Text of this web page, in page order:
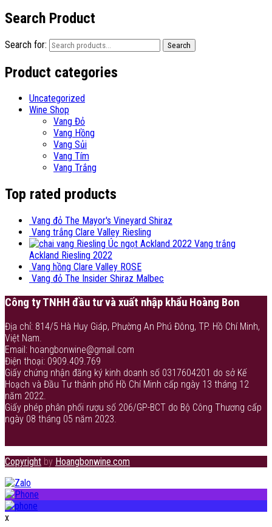
Search Product
Search for: Search
Product categories
Uncategorized
Wine Shop
Vang Đỏ
Vang Hồng
Vang Sủi
Vang Tím
Vang Trắng
Top rated products
Vang đỏ The Mayor's Vineyard Shiraz
Vang trắng Clare Valley Riesling
Vang trắng
Ackland Riesling 2022
Vang hồng Clare Valley ROSE
Vang đỏ The Insider Shiraz Malbec
Công ty TNHH đầu tư và xuất nhập khẩu Hoàng Bon
Địa chỉ: 814/5 Hà Huy Giáp, Phường An Phú Đông, TP. Hồ Chí Minh,
Việt Nam.
Email: hoangbonwine@gmail.com
Điện thoại: 0909.409.769
Giấy chứng nhận đăng ký kinh doanh số 0317604201 do sở Kế
Hoạch và Đầu Tư thành phố Hồ Chí Minh cấp ngày 13 tháng 12
năm 2022.
Giấy phép phân phối rượu số 206/GP-BCT do Bộ Công Thương cấp
ngày 08 tháng 05 năm 2023.
Copyright by Hoangbonwine.com
x